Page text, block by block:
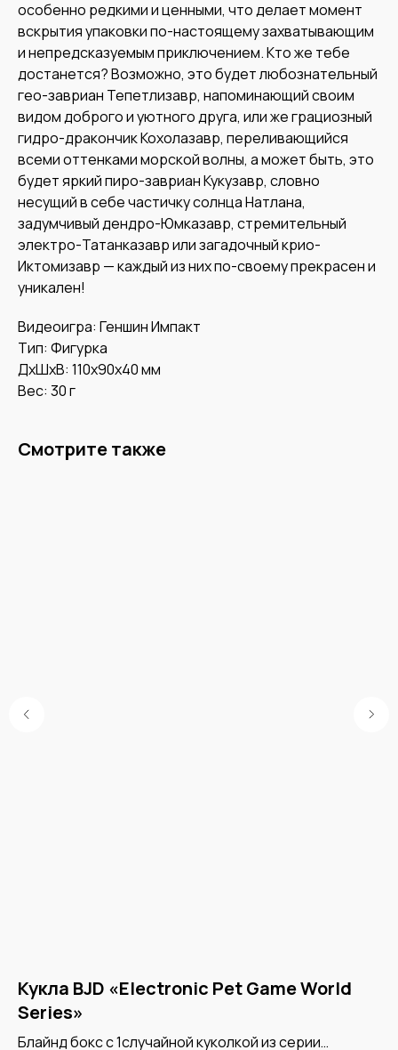
особенно редкими и ценными, что делает момент
вскрытия упаковки по-настоящему захватывающим
и непредсказуемым приключением. Кто же тебе
достанется? Возможно, это будет любознательный
гео-завриан Тепетлизавр, напоминающий своим
видом доброго и уютного друга, или же грациозный
гидро-дракончик Кохолазавр, переливающийся
всеми оттенками морской волны, а может быть, это
будет яркий пиро-завриан Кукузавр, словно
несущий в себе частичку солнца Натлана,
задумчивый дендро-Юмказавр, стремительный
электро-Татанказавр или загадочный крио-
Иктомизавр — каждый из них по-своему прекрасен и
уникален!
Видеоигра: Геншин Импакт
Тип: Фигурка
ДxШxВ: 110x90x40 мм
Вес: 30 г
Смотрите также
Кукла BJD «Electronic Pet Game World
Series»
Блайнд бокс с 1случайной куколкой из серии